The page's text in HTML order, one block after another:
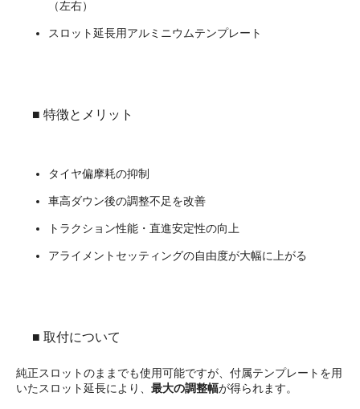
（左右）
スロット延長用アルミニウムテンプレート
■ 特徴とメリット
タイヤ偏摩耗の抑制
車高ダウン後の調整不足を改善
トラクション性能・直進安定性の向上
アライメントセッティングの自由度が大幅に上がる
■ 取付について
純正スロットのままでも使用可能ですが、付属テンプレートを用
いたスロット延長により、 最大の調整幅が得られます。